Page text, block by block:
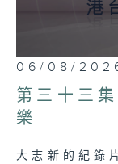
06/08/
第三十三
樂
大志新的紀錄